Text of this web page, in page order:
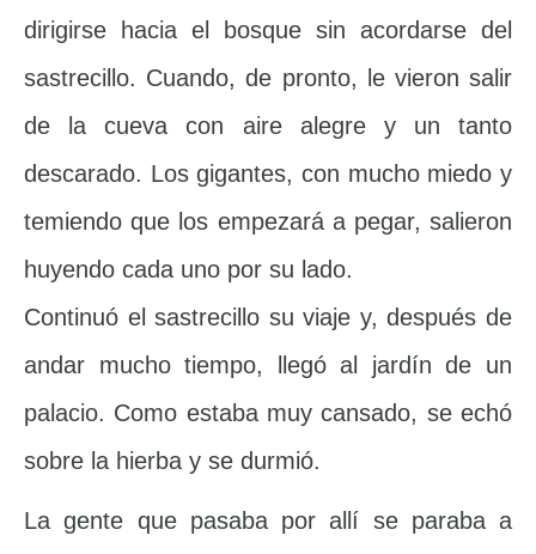
dirigirse hacia el bosque sin acordarse del
sastrecillo. Cuando, de pronto, le vieron salir
de la cueva con aire alegre y un tanto
descarado. Los gigantes, con mucho miedo y
temiendo que los empezará a pegar, salieron
huyendo cada uno por su lado.
Continuó el sastrecillo su viaje y, después de
andar mucho tiempo, llegó al jardín de un
palacio. Como estaba muy cansado, se echó
sobre la hierba y se durmió.
La gente que pasaba por allí se paraba a